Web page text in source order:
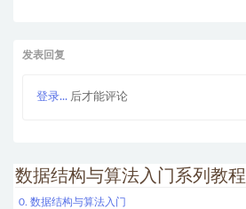
发表回复
登录... 后才能评论
数据结构与算法入门系列教程
0. 数据结构与算法入门